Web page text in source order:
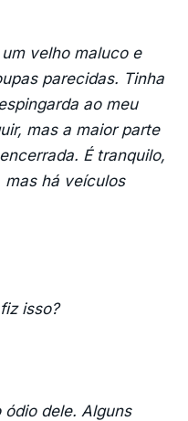
velho maluco e
parecidas. Tinha
ao meu
mas a maior parte
É tranquilo,
mas há veículos
isso?
dele. Alguns